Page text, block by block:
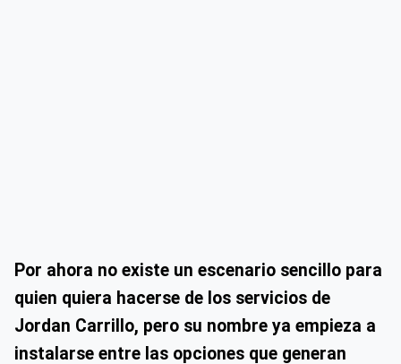
Por ahora no existe un escenario sencillo para
quien quiera hacerse de los servicios de
Jordan Carrillo, pero su nombre ya empieza a
instalarse entre las opciones que generan